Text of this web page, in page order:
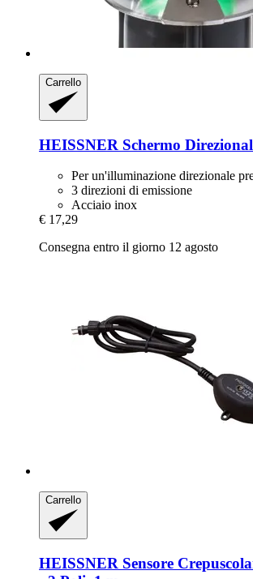
Carrello
HEISSNER Schermo
Per un'illuminazione direzionale
3 direzioni di emissione
Acciaio inox
€ 17,29
Consegna entro il giorno 12 agosto
Carrello
HEISSNER Sensore